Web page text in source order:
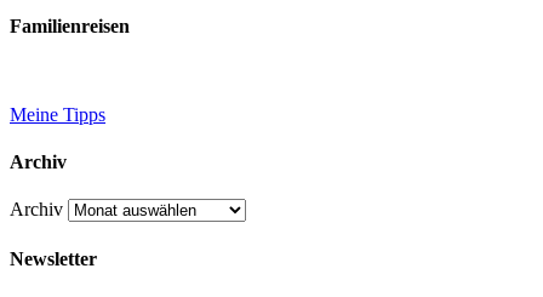
Familienreisen
Meine Tipps
Archiv
Archiv
Newsletter